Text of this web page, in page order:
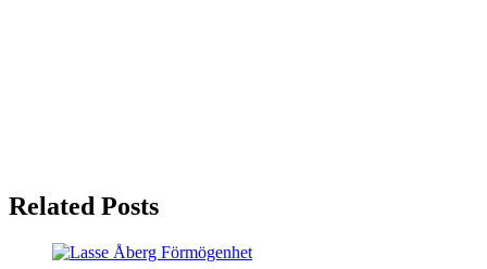
Related Posts